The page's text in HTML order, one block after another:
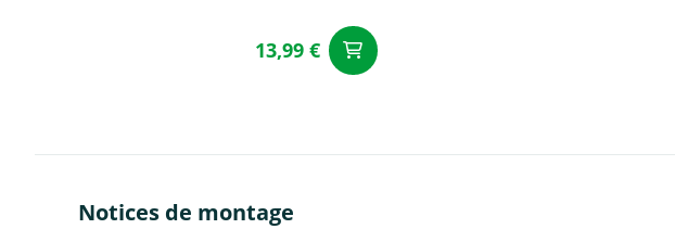
13,99 €
Notices de montage